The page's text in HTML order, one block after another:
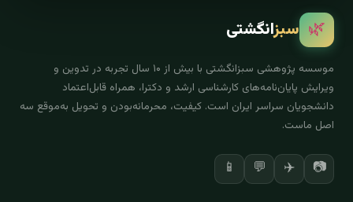
🌿 سبزانگشتی
موسسه پژوهشی سبزانگشتی با بیش از ۱۰ سال تجربه در تدوین و
ویرایش پایان‌نامه‌های کارشناسی ارشد و دکترا، همراه قابل‌اعتماد
دانشجویان سراسر ایران است. کیفیت، محرمانه‌بودن و تحویل به‌موقع سه
اصل ماست.
📷
✈️
💬
📱